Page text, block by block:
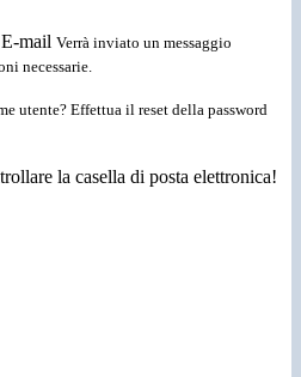
E-mail Verrà inviato un messaggio
necessarie.
utente? Effettua il reset della password
la casella di posta elettronica!